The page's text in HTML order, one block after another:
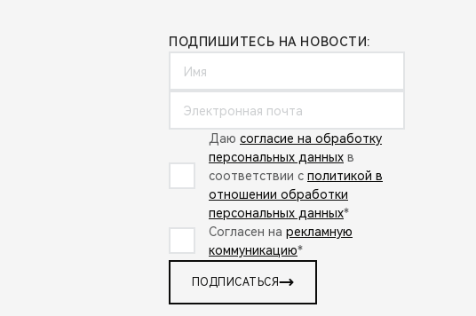
ПОДПИШИТЕСЬ НА НОВОСТИ:
Даю согласие на обработку
персональных данных в
соответствии с политикой в
отношении обработки
персональных данных*
Согласен на рекламную
коммуникацию*
ПОДПИСАТЬСЯ